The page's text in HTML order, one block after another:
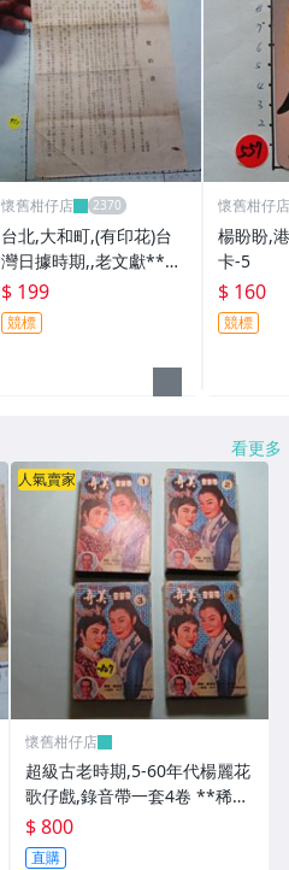
懷舊柑仔店
台北,大和町,(有印花)台
灣日據時期,,老文獻**稀
少品
$ 199
競標
懷舊柑仔店
楊盼盼,
卡-5
$ 160
競標
看更多
人氣賣家
懷舊柑仔店
超級古老時期,5-60年代楊麗花
歌仔戲,錄音帶一套4卷 **稀少
品
$ 800
直購